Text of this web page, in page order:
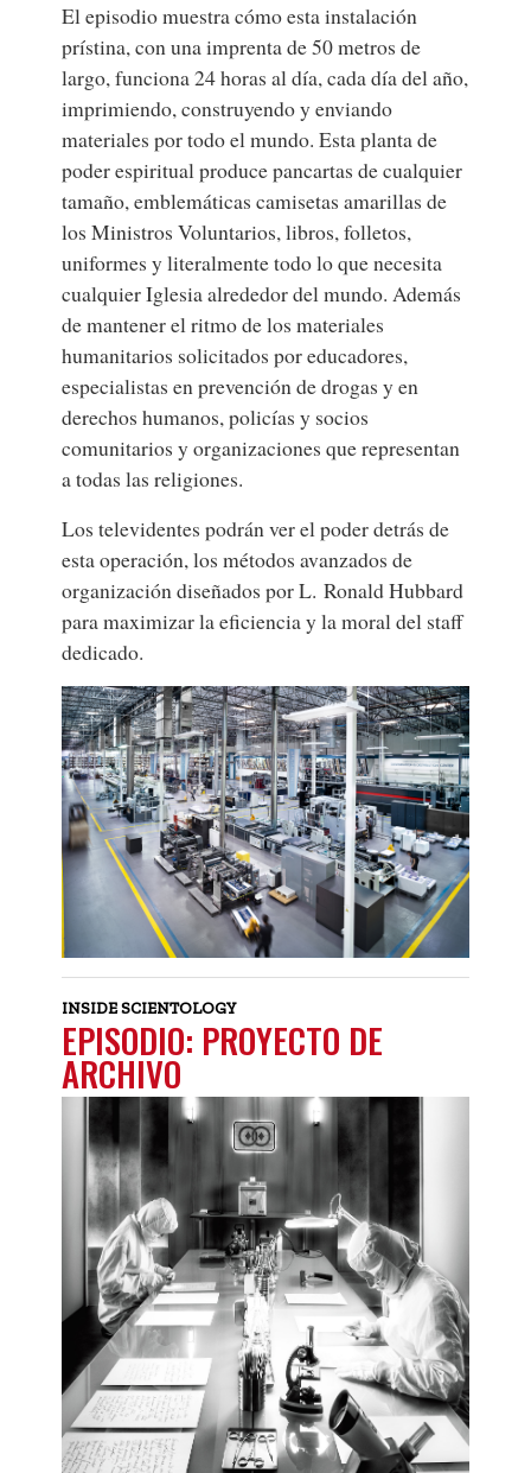
El episodio muestra cómo esta instalación
prístina, con una imprenta de 50 metros de
largo, funciona 24 horas al día, cada día del año,
imprimiendo, construyendo y enviando
materiales por todo el mundo. Esta planta de
poder espiritual produce pancartas de cualquier
tamaño, emblemáticas camisetas amarillas de
los Ministros Voluntarios, libros, folletos,
uniformes y literalmente todo lo que necesita
cualquier Iglesia alrededor del mundo. Además
de mantener el ritmo de los materiales
humanitarios solicitados por educadores,
especialistas en prevención de drogas y en
derechos humanos, policías y socios
comunitarios y organizaciones que representan
a todas las religiones.
Los televidentes podrán ver el poder detrás de
esta operación, los métodos avanzados de
organización diseñados por L. Ronald Hubbard
para maximizar la eficiencia y la moral del staff
dedicado.
INSIDE SCIENTOLOGY
EPISODIO: PROYECTO DE
ARCHIVO